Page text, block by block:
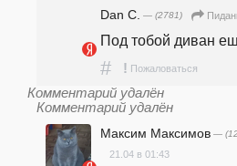
Dan C. — (2781)
Под тобой диван
# ! Пожаловаться
Комментарий удалён
Комментарий удалён
Максим Максимов —
21.04 в 01:43